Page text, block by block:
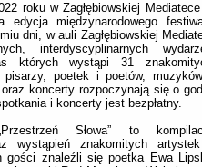
roku w Zagłębiowskiej
edycja międzynarodowego
dni, w auli Zagłębiowskiej
interdyscyplinarnych
których wystąpi 31
poetek i poetów,
koncerty rozpoczynają się o
i koncerty jest bezpłatny.
Słowa” to
wystąpień znakomitych
gości znaleźli się poetka Ewa